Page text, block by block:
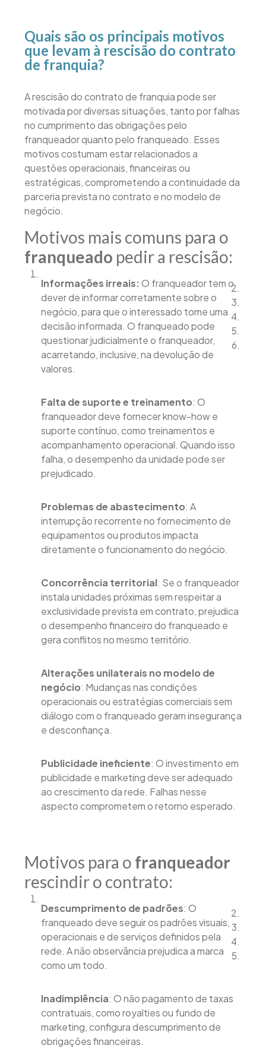
Quais são os principais motivos
que levam à rescisão do contrato
de franquia?
A rescisão do contrato de franquia pode ser
motivada por diversas situações, tanto por falhas
no cumprimento das obrigações pelo
franqueador quanto pelo franqueado. Esses
motivos costumam estar relacionados a
questões operacionais, financeiras ou
estratégicas, comprometendo a continuidade da
parceria prevista no contrato e no modelo de
negócio.
Motivos mais comuns para o
franqueado pedir a rescisão:
Informações irreais:O franqueador tem o
dever de informar corretamente sobre o
negócio, para que o interessado tome uma
decisão informada. O franqueado pode
questionar judicialmente o franqueador,
acarretando, inclusive, na devolução de
valores.
Falta de suporte e treinamento: O
franqueador deve fornecer know-how e
suporte contínuo, como treinamentos e
acompanhamento operacional. Quando isso
falha, o desempenho da unidade pode ser
prejudicado.
Problemas de abastecimento: A
interrupção recorrente no fornecimento de
equipamentos ou produtos impacta
diretamente o funcionamento do negócio.
Concorrência territorial: Se o franqueador
instala unidades próximas sem respeitar a
exclusividade prevista em contrato, prejudica
o desempenho financeiro do franqueado e
gera conflitos no mesmo território.
Alterações unilaterais no modelo de
negócio: Mudanças nas condições
operacionais ou estratégias comerciais sem
diálogo com o franqueado geram insegurança
e desconfiança.
Publicidade ineficiente: O investimento em
publicidade e marketing deve ser adequado
ao crescimento da rede. Falhas nesse
aspecto comprometem o retorno esperado.
Motivos para o franqueador
rescindir o contrato:
Descumprimento de padrões: O
franqueado deve seguir os padrões visuais,
operacionais e de serviços definidos pela
rede. A não observância prejudica a marca
como um todo.
Inadimplência: O não pagamento de taxas
contratuais, como royalties ou fundo de
marketing, configura descumprimento de
obrigações financeiras.